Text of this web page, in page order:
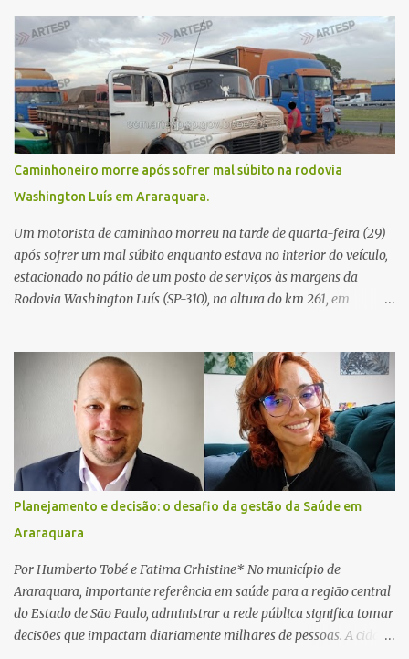
Caminhoneiro morre após sofrer mal súbito na rodovia
Washington Luís em Araraquara.
Um motorista de caminhão morreu na tarde de quarta-feira (29)
após sofrer um mal súbito enquanto estava no interior do veículo,
estacionado no pátio de um posto de serviços às margens da
Rodovia Washington Luís (SP-310), na altura do km 261, em
relatos de que havia um condutor inconsciente dentro de um
caminhão. Equipes de resgate foram rapidamente deslocadas ao
local e encontraram a vítima em parada cardiorrespiratória. Os
socorristas iniciaram imediatamente as manobras de reanimação
cardiopulmonar (RCP), porém, apesar de todos os esforços, o
motorista não respondeu aos procedimentos. Às 17h03, médicos
da Unidade de Suporte Avançado constataram o óbito da vítima.
Fonte: São Carlos Agora
Planejamento e decisão: o desafio da gestão da Saúde em
Araraquara
Por Humberto Tobé e Fatima Crhistine* No município de
Araraquara, importante referência em saúde para a região central
do Estado de São Paulo, administrar a rede pública significa tomar
decisões que impactam diariamente milhares de pessoas. A cidade